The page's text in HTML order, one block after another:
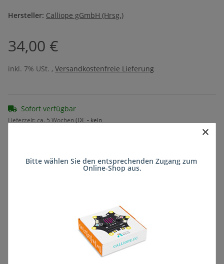
Hersteller: Calliope gGmbH (Hrsg.)
34,00 €
inkl. 7% USt. , Versandkostenfreie Lieferung
Sofort verfügbar
Lieferzeit: ca. 5 Wochen(DE - kein
Frage zum Artikel
×
Bitte wählen Sie den entsprechenden Zugang zum
Online-Shop aus.